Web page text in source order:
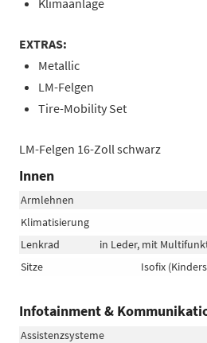
EXTRAS:
Metallic
LM-Felgen
Tire-Mobility Set
LM-Felgen 16-Zoll schwarz
Innen
Armlehnen
Klimatisierung
Lenkrad
in Leder, mit
Sitze
Isofix
Infotainment &
Assistenzsysteme